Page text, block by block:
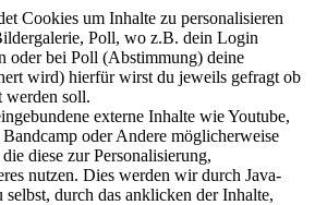
Cookies um Inhalte zu personalisieren
Poll, wo z.B. dein Login
oder bei Poll (Abstimmung) deine
wird) hierfür wirst du jeweils gefragt ob
werden soll.
externe Inhalte wie Youtube,
oder Andere möglicherweise
diese zur Personalisierung,
nutzen. Dies werden wir durch Java-
durch das anklicken der Inhalte,